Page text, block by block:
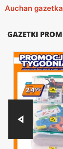
Auchan gazetka